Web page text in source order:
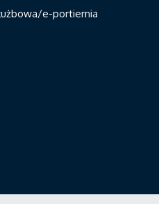
e-portiernia